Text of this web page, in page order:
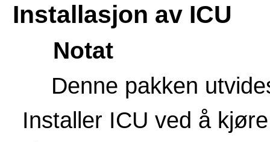
Installasjon av ICU
Notat
Denne pakken
Installer ICU ved å